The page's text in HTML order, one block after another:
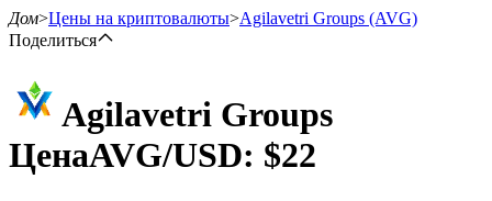
Фьючерсы
Дом>Цены на криптовалюты>Agilavetri Groups (AVG)
Поделиться
Agilavetri Groups
ЦенаAVG/USD: $22